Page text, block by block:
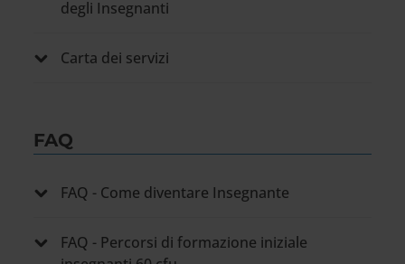
degli Insegnanti
Carta dei servizi
FAQ
FAQ - Come diventare Insegnante
FAQ - Percorsi di formazione iniziale